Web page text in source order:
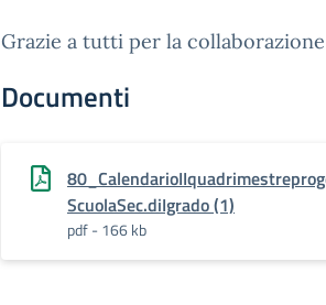
Grazie a tutti per la collaborazione
Documenti
ScuolaSec.diIgrado (1)
pdf - 166 kb